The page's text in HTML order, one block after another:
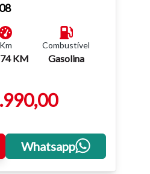
Km
KM
Combustível
Gasolina
Whatsapp